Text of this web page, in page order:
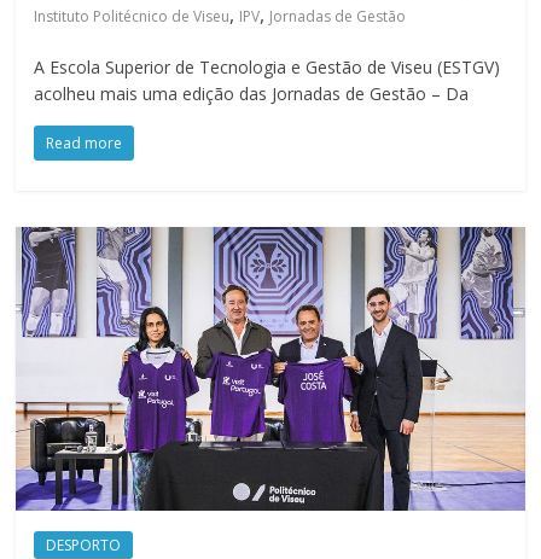
Instituto Politécnico de Viseu, IPV, Jornadas de Gestão
A Escola Superior de Tecnologia e Gestão de Viseu (ESTGV)
acolheu mais uma edição das Jornadas de Gestão – Da
Read more
DESPORTO